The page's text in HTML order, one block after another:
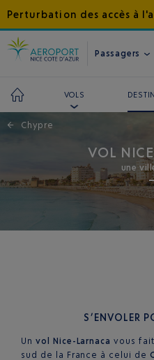
Perturbation des accès à
Passagers
VOLS
← Chypre
VOL
une
S’ENVOLER
Un vol Nice-Larnacavous fait
sud de la France à celui de